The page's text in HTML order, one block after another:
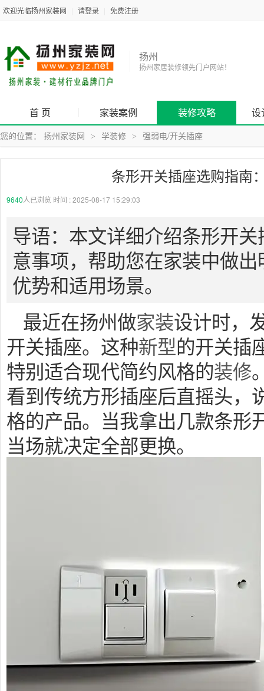
欢迎光临扬州家装网 请登录 免费注册
扬州
扬州家居装修领先门户网站！
首 页 家装案例 装修攻略 设
您的位置： 扬州家装网 > 学装修 > 强弱电/开关插座
条形开关插座选购指南
9640人已浏览 时间 :2025-08-17 15:29:03
导语：本文详细介绍条形开
意事项，帮助您在家装中做
优势和适用场景。
最近在扬州做家装设计时，
开关插座。这种新型的开关插
特别适合现代简约风格的装修
看到传统方形插座后直摇头，
格的产品。当我拿出几款条形
当场就决定全部更换。